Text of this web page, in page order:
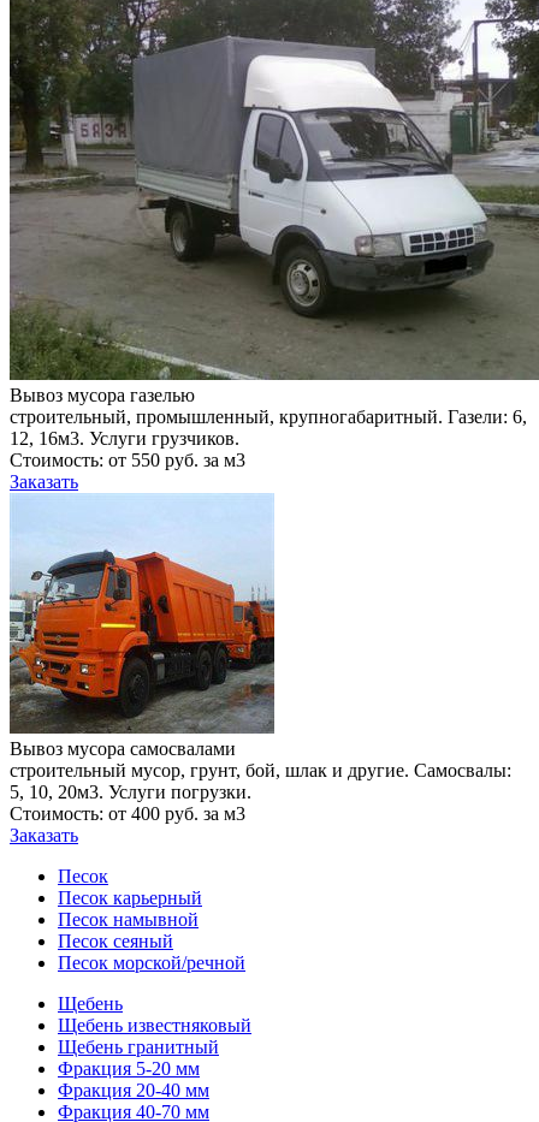
Вывоз мусора газелью
строительный, промышленный, крупногабаритный. Газели: 6,
12, 16м3. Услуги грузчиков.
Стоимость: от 550 руб. за м3
Заказать
Вывоз мусора самосвалами
строительный мусор, грунт, бой, шлак и другие. Самосвалы:
5, 10, 20м3. Услуги погрузки.
Стоимость: от 400 руб. за м3
Заказать
Песок
Песок карьерный
Песок намывной
Песок сеяный
Песок морской/речной
Щебень
Щебень известняковый
Щебень гранитный
Фракция 5-20 мм
Фракция 20-40 мм
Фракция 40-70 мм